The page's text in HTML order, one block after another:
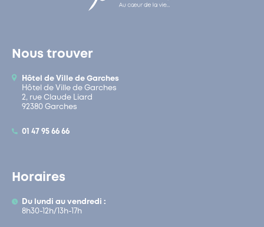
Nous trouver
Hôtel de Ville de Garches
Hôtel de Ville de Garches
2, rue Claude Liard
92380 Garches
01 47 95 66 66
Horaires
Du lundi au vendredi :
8h30-12h/13h-17h